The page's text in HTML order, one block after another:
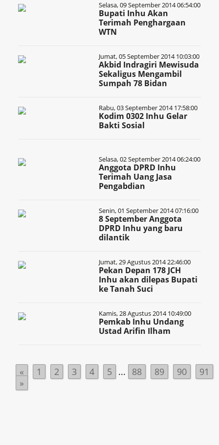
Selasa, 09 September 2014 06:54:00
Bupati Inhu Akan
Terimah Penghargaan
WTN
Jumat, 05 September 2014 10:03:00
Akbid Indragiri Mewisuda
Sekaligus Mengambil
Sumpah 78 Bidan
Rabu, 03 September 2014 17:58:00
Kodim 0302 Inhu Gelar
Bakti Sosial
Selasa, 02 September 2014 06:24:00
Anggota DPRD Inhu
Terimah Uang Jasa
Pengabdian
Senin, 01 September 2014 07:16:00
8 September Anggota
DPRD Inhu yang baru
dilantik
Jumat, 29 Agustus 2014 22:46:00
Pekan Depan 178 JCH
Inhu akan dilepas Bupati
ke Tanah Suci
Kamis, 28 Agustus 2014 10:49:00
Pemkab Inhu Undang
Ustad Arifin Ilham
« 1 2 3 4 5 ... 88 89 90
91
»